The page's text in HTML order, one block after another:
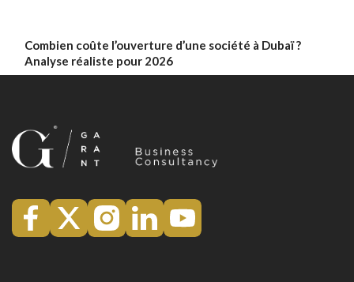
Combien coûte l’ouverture d’une société à Dubaï ?
Analyse réaliste pour 2026